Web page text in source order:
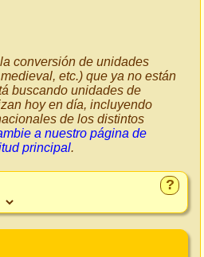
conversión de unidades
etc.) que ya no están
buscando unidades de
hoy en día, incluyendo
de los distintos
a nuestro página de
principal.
?